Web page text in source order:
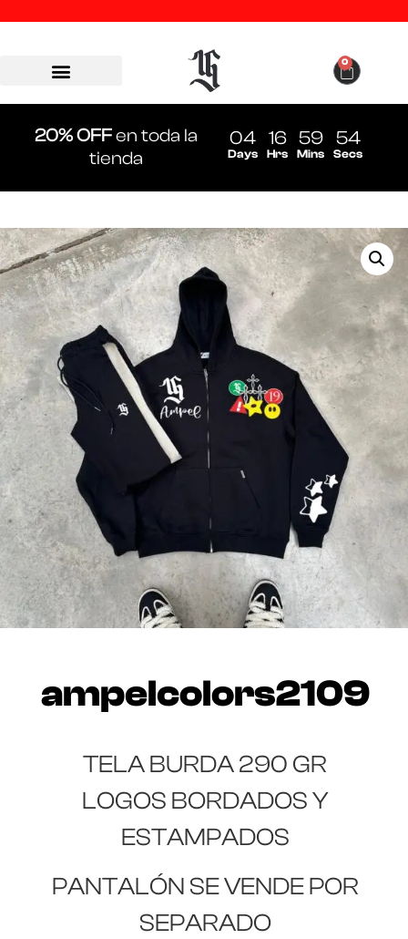
0
20% OFFen toda la
tienda
04
Days
16
Hrs
59
Mins
53
Secs
ampelcolors2109
TELA BURDA 290 GR
LOGOS BORDADOS Y
ESTAMPADOS
PANTALÓN SE VENDE POR
SEPARADO